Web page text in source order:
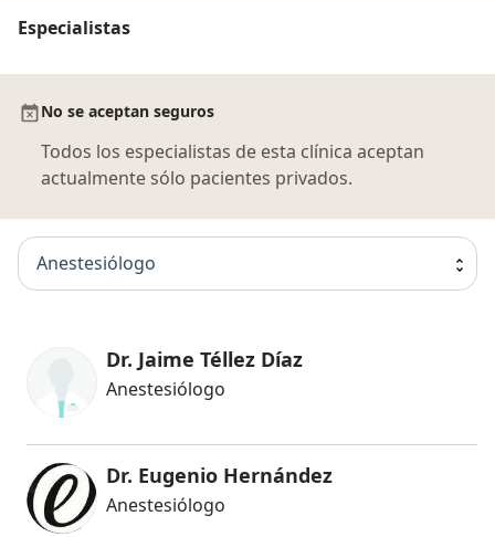
Especialistas
No se aceptan seguros
Todos los especialistas de esta clínica aceptan
actualmente sólo pacientes privados.
Anestesiólogo
Dr. Jaime Téllez Díaz
Anestesiólogo
Dr. Eugenio Hernández
Anestesiólogo